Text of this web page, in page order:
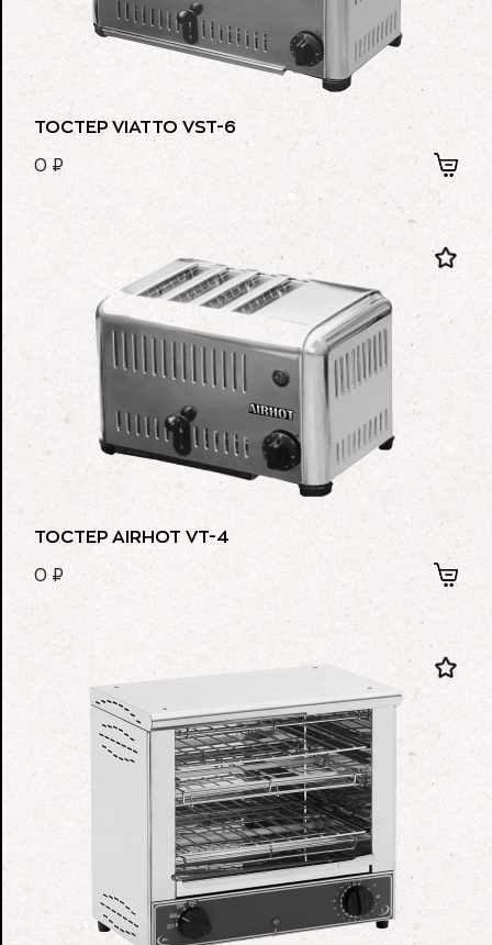
ТОСТЕР VIATTO VST-6
0 ₽
ТОСТЕР AIRHOT VT-4
0 ₽